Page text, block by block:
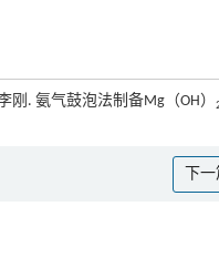
. 氨气鼓泡法制备Mg（OH）
下